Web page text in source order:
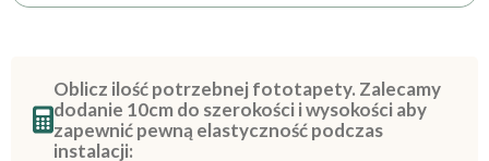
Oblicz ilość potrzebnej fototapety. Zalecamy
dodanie 10cm do szerokości i wysokości aby
zapewnić pewną elastyczność podczas
instalacji: